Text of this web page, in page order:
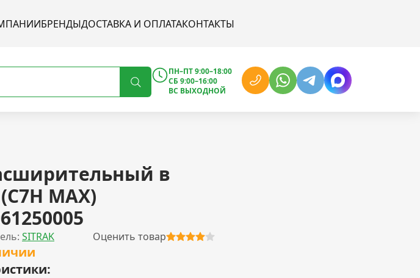
БРЕНДЫДОСТАВКА И ОПЛАТАКОНТАКТЫ
ПН–ПТ 9:00–18:00
СБ 9:00–16:00
ВС ВЫХОДНОЙ
в
MAX)
SITRAK Оценить товар